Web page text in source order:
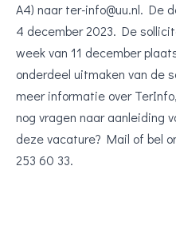
A4) naar ter-info@uu.nl. De
4 december 2023. De
week van 11 december
onderdeel uitmaken van de
meer informatie over
nog vragen naar aanleiding
deze vacature? Mail of bel
253 60 33.